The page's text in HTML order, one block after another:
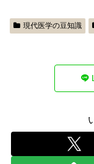
現代医学の豆知識